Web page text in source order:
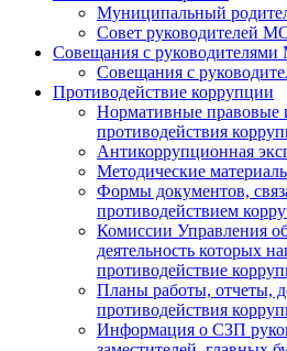
Муниципальный
Совет руководителей
Совещания с
Совещания с
Противодействие коррупции
Нормативные правовые
противодействия
Антикоррупционная
Методические
Формы документов,
противодействием
Комиссии Управления
деятельность которых
противодействие
Планы работы, отчеты,
противодействия
Информация о СЗП